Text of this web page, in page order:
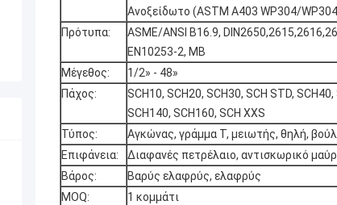
Ανοξείδωτο (ASTM A403 WP304/
Πρότυπα:
ASME/ANSI B16.9,
EN10253-2, ΜΒ
Μέγεθος:
1/2» - 48»
Πάχος:
SCH10, SCH20, SCH30, SCH STD,
SCH140, SCH160, SCH XXS
Τύπος:
Αγκώνας, γράμμα Τ, μειωτής, θηλή,
Επιφάνεια:
Διαφανές πετρέλαιο, αντισκωρικό
Βάρος:
Βαρύς ελαφρύς, ελαφρύς
MOQ:
1 κομμάτι